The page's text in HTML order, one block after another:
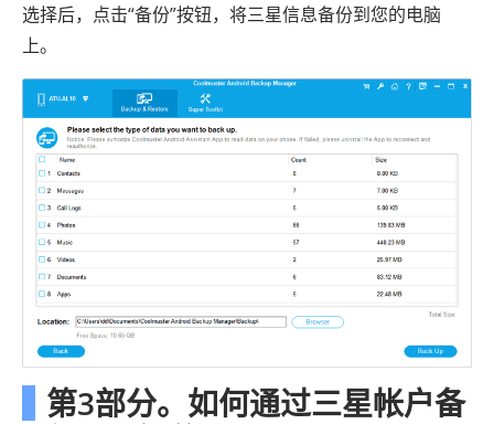
选择后，点击“备份”按钮，将三星信息备份到您的电脑
上。
第3部分。如何通过三星帐户备